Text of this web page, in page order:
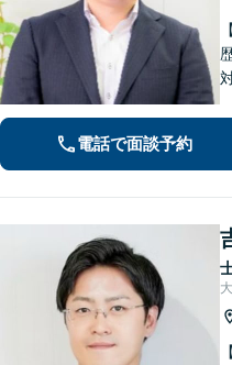
電話で面談予約